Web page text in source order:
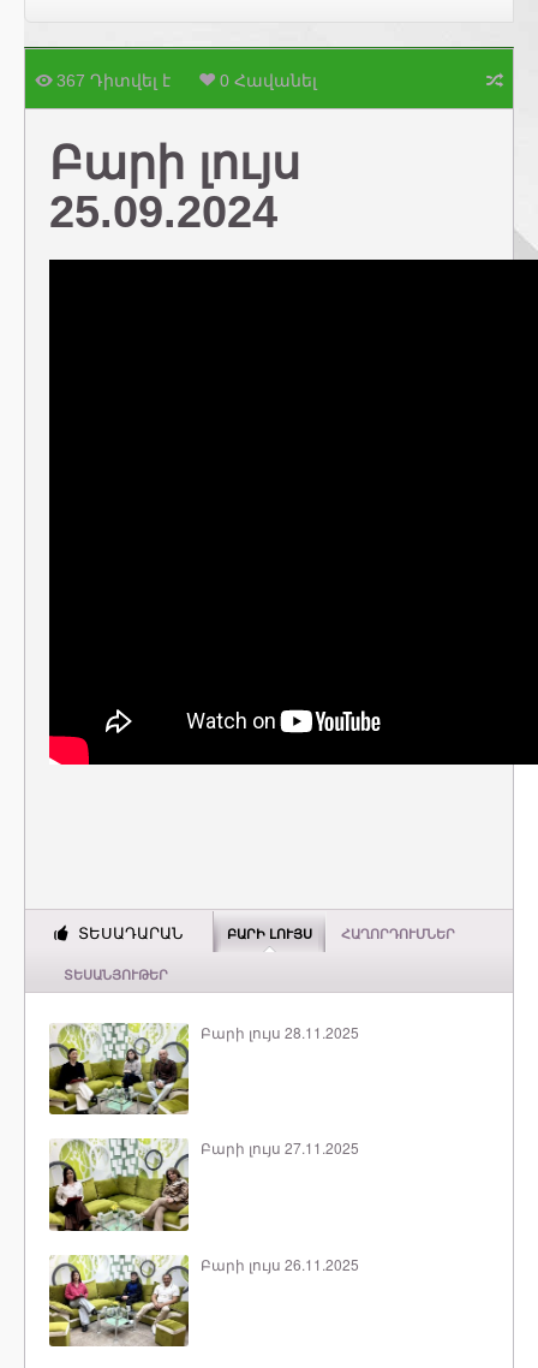
367 Դիտվել է 0 Հավանել
Բարի լույս
25.09.2024
ՏԵՍԱԴԱՐԱՆ ԲԱՐԻ ԼՈՒՅՍ ՀԱՂՈՐԴՈՒՄՆԵՐ
ՏԵՍԱՆՅՈՒԹԵՐ
Բարի լույս 28.11.2025
Բարի լույս 27.11.2025
Բարի լույս 26.11.2025